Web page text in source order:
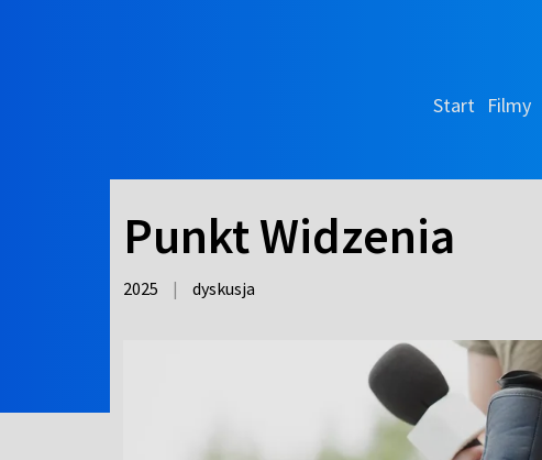
Start Filmy
Punkt Widzenia
2025 | dyskusja